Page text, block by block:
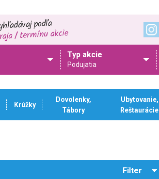
Typ akcie
Podujatia
Krúžky
Dovolenky,
Tábory
Ubytovanie,
Reštaurácie
Filter